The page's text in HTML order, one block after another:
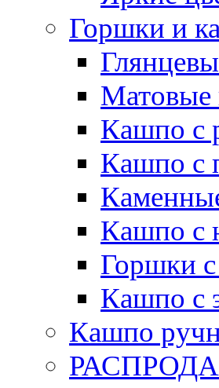
Горшки и
Матовые
Кашпо с
Кашпо с
Кашпо с
Горшки
Кашпо с
Кашпо